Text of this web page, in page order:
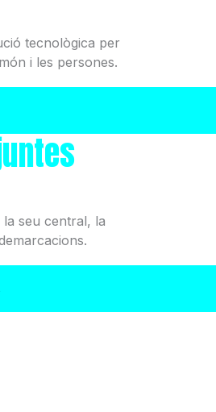
tecnològica per
i les persones.
la seu central, la